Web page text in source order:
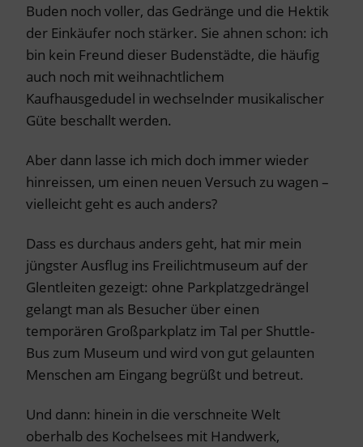
Buden noch voller, das Gedränge und die Hektik
der Einkäufer noch stärker. Sie ahnen schon: ich
bin kein Freund dieser Budenstädte, die häufig
auch noch mit weihnachtlichem
Kaufhausgedudel in wechselnder musikalischer
Güte beschallt werden.
Aber dann lasse ich mich doch immer wieder
hinreissen, um einen neuen Versuch zu wagen –
vielleicht geht es auch anders?
Dass es durchaus anders geht, hat mir mein
jüngster Ausflug ins Freilichtmuseum auf der
Glentleiten gezeigt: ohne Parkplatzgedrängel
gelangt man als Besucher über einen
temporären Großparkplatz im Tal per Shuttle-
Bus zum Museum und wird von gut gelaunten
Menschen am Eingang begrüßt und betreut.
Und dann: hinein in die verschneite Welt
oberhalb des Kochelsees mit Handwerk,